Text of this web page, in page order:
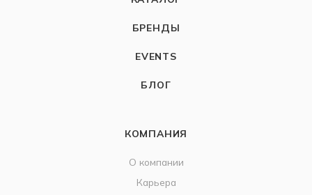
БРЕНДЫ
EVENTS
БЛОГ
КОМПАНИЯ
О компании
Карьера